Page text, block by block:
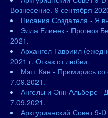
Вознесение. 9 сентября
Писания Создателя - Я
Элла Елинек - Прогноз
2021.
Архангел Гавриил
2021 г. Отказ от любви
Мэтт Кан - Примирись
7.09.2021.
Ангелы и Энн Альберс -
7.09.2021.
Арктурианский Совет 9-